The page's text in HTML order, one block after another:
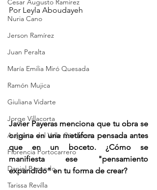
Cesar Augusto Ramirez
Nuria Cano
Jerson Ramírez
Juan Peralta
María Emilia Miró Quesada
Ramón Mujica
Giuliana Vidarte
Jorge Villacorta
Augusto del Valle Cárdenas
Florencia Portocarrero
Daniel Bernedo
Tarissa Revilla
Por Leyla Aboudayeh
Javier Payeras menciona que tu obra se
origina en una metáfora pensada antes
que en un boceto. ¿Cómo se
manifiesta ese "pensamiento
expandido" en tu forma de crear?